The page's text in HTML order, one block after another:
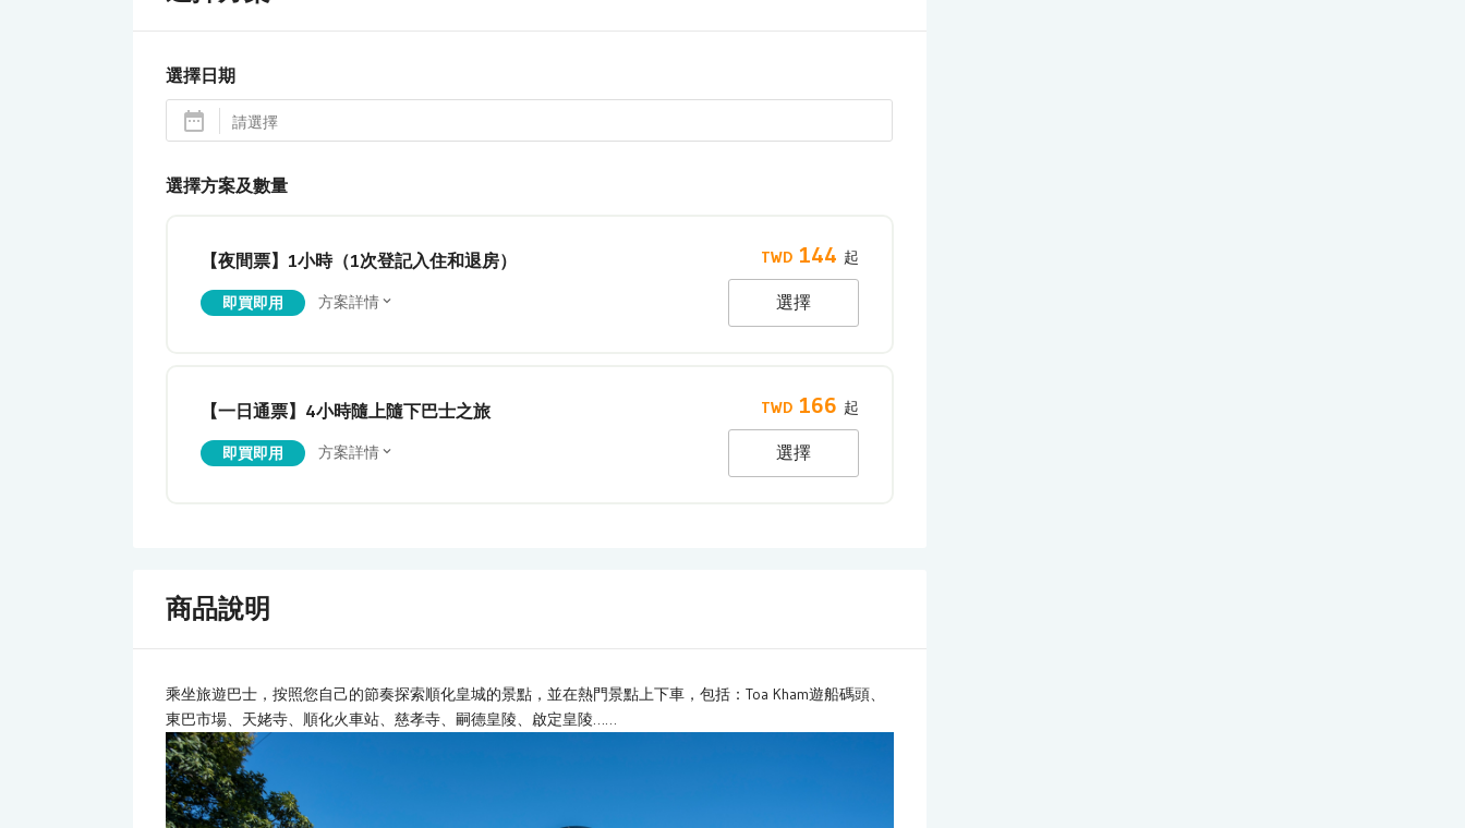
選擇日期
選擇方案及數量
【夜間票】1小時（1次登記入住和退房）
即買即用 方案詳情
144
選擇
【一日通票】4小時隨上隨下巴士之旅
即買即用 方案詳情
166
選擇
商品說明
乘坐旅遊巴士，按照您自己的節奏探索順化皇城的景點，並在熱門景點上下車，包括：Toa Kham遊船碼頭、
東巴市場、天姥寺、順化火車站、慈孝寺、嗣德皇陵、啟定皇陵……